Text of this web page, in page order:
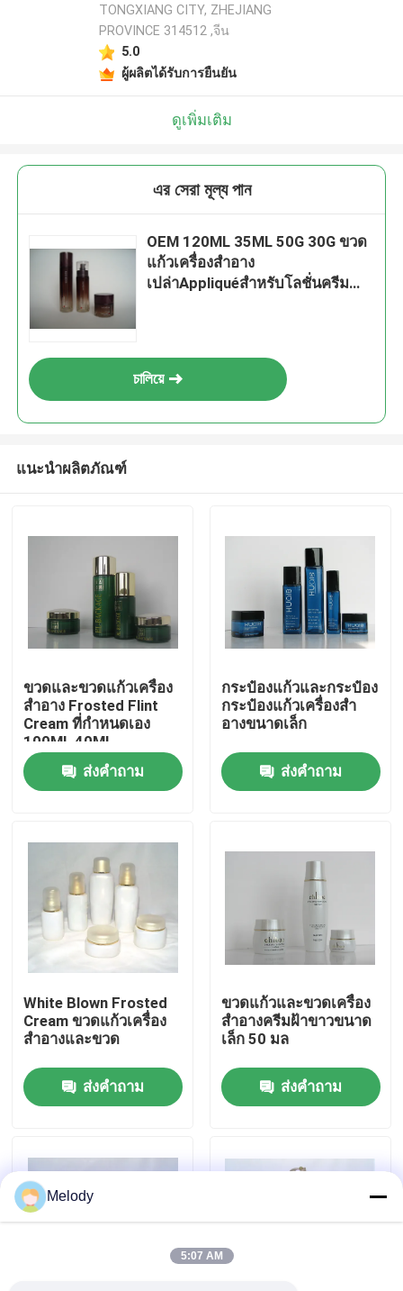
เกี่ยวกับเรา
ทัวร์โรงงาน
การควบคุมคุณภาพ
ขอทุน
ขวดแก้วเปล่า
ขวดแก้วเครื่องสำอาง
TONGXIANG CITY, ZHEJIANG
PROVINCE 314512 ,จีน
5.0
ผู้ผลิตได้รับการยืนยัน
ดูเพิ่มเติม
এর সেরা মূল্য পান
OEM 120ML 35ML 50G 30G ขวด
แก้วเครื่องสำอาง
เปล่าAppliquéสำหรับโลชั่นครีม
চালিয়ে
แนะนำผลิตภัณฑ์
ขวดและขวดแก้วเครื่อง
สำอาง Frosted Flint
Cream ที่กำหนดเอง
100ML 40ML
ส่งคำถาม
กระป๋องแก้วและกระป๋อง
กระป๋องแก้วเครื่องสํา
อางขนาดเล็ก
ส่งคำถาม
White Blown Frosted
Cream ขวดแก้วเครื่อง
สำอางและขวด
ส่งคำถาม
ขวดแก้วและขวดเครื่อง
สำอางครีมฝ้าขาวขนาด
เล็ก 50 มล
ส่งคำถาม
Melody
5:07 AM